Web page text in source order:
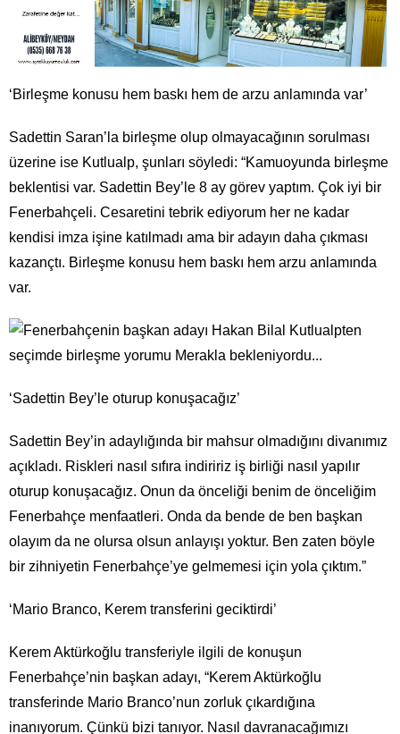
‘Birleşme konusu hem baskı hem de arzu anlamında var’
Sadettin Saran’la birleşme olup olmayacağının sorulması
üzerine ise Kutlualp, şunları söyledi: “Kamuoyunda birleşme
beklentisi var. Sadettin Bey’le 8 ay görev yaptım. Çok iyi bir
Fenerbahçeli. Cesaretini tebrik ediyorum her ne kadar
kendisi imza işine katılmadı ama bir adayın daha çıkması
kazançtı. Birleşme konusu hem baskı hem arzu anlamında
var.
‘Sadettin Bey’le oturup konuşacağız’
Sadettin Bey’in adaylığında bir mahsur olmadığını divanımız
açıkladı. Riskleri nasıl sıfıra indiririz iş birliği nasıl yapılır
oturup konuşacağız. Onun da önceliği benim de önceliğim
Fenerbahçe menfaatleri. Onda da bende de ben başkan
olayım da ne olursa olsun anlayışı yoktur. Ben zaten böyle
bir zihniyetin Fenerbahçe’ye gelmemesi için yola çıktım.”
‘Mario Branco, Kerem transferini geciktirdi’
Kerem Aktürkoğlu transferiyle ilgili de konuşun
Fenerbahçe’nin başkan adayı, “Kerem Aktürkoğlu
transferinde Mario Branco’nun zorluk çıkardığına
inanıyorum. Çünkü bizi tanıyor. Nasıl davranacağımızı